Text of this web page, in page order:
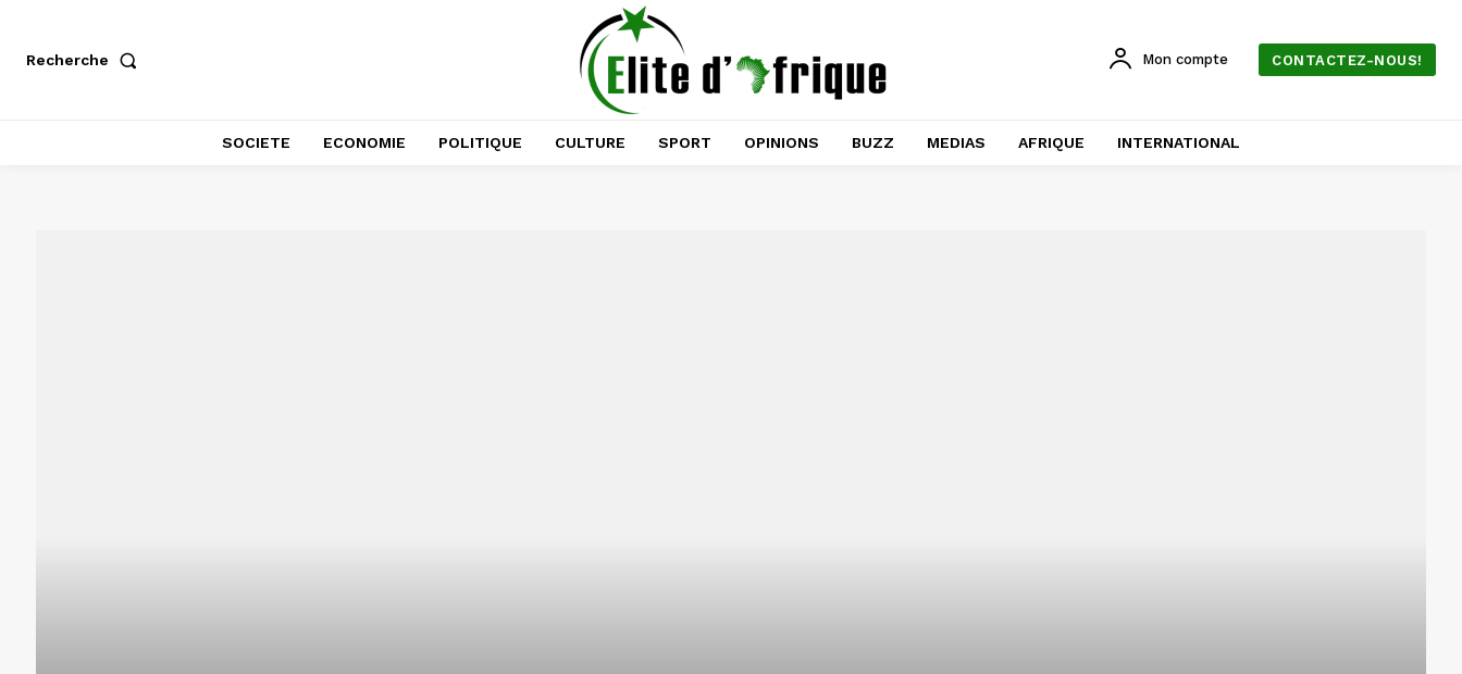
Recherche Mon compte CONTACTEZ-NOUS!
SOCIETE ECONOMIE POLITIQUE CULTURE SPORT OPINIONS BUZZ MEDIAS AFRIQUE INTERNATIONAL